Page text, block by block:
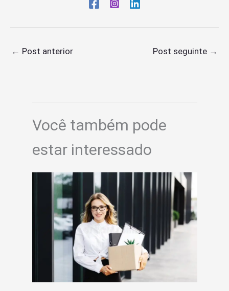
← Post anterior Post seguinte →
Você também pode
estar interessado